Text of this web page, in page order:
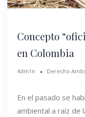
Concepto
en Colombia
4dm1n Derecho
En el pasado se
ambiental a raíz de